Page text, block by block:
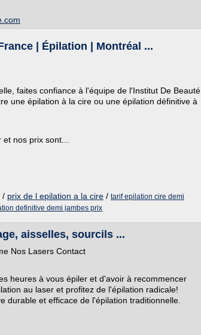
| Épilation | Montréal ...
faites confiance à l'équipe de l'Institut De Beauté
une épilation à la cire ou une épilation définitive à
nos prix sont...
/ prix de l epilation a la cire / tarif epilation cire demi
definitive demi jambes prix
aisselles, sourcils ...
Nos Lasers Contact
heures à vous épiler et d'avoir à recommencer
au laser et profitez de l'épilation radicale!
durable et efficace de l'épilation traditionnelle.